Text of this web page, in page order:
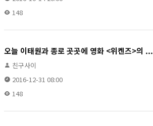
148
오늘 이태원과 종로 곳곳에 영화 <위켄즈>의 ...
친구사이
2016-12-31 08:00
148